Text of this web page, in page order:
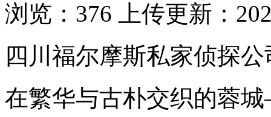
浏览：376 上传更新：
四川福尔摩斯私家侦探
在繁华与古朴交织的蓉